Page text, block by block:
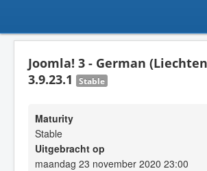
Joomla! 3 - German
3.9.23.1
Stable
Maturity
Stable
Uitgebracht op
maandag 23 november 2020 23:00